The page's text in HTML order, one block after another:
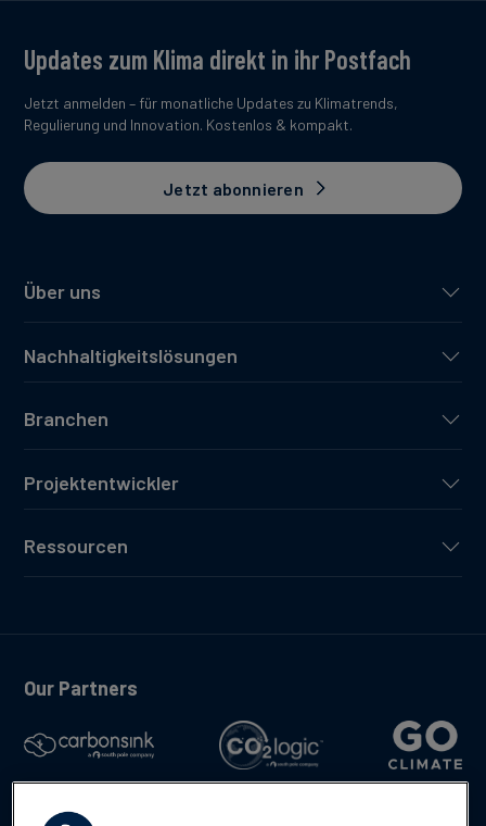
Über uns
Nachhaltigkeitslösungen
Branchen
Projektentwickler
Ressourcen
Updates zum Klima direkt in ihr Postfach
Jetzt anmelden – für monatliche Updates zu Klimatrends,
Regulierung und Innovation. Kostenlos & kompakt.
Jetzt abonnieren
Our Partners